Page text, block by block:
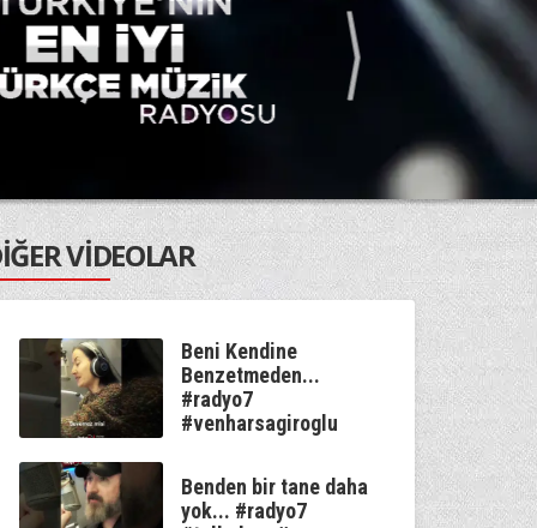
VİDEOLAR
Beni Kendine
Benzetmeden...
#radyo7
#venharsagiroglu
Benden bir tane daha
yok... #radyo7